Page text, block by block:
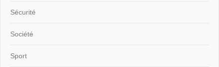
Sécurité
Société
Sport